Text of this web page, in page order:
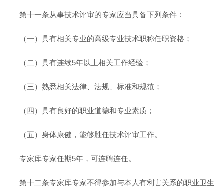
第十一条从事技术评审的专家应当具备下列条件：
（一）具有相关专业的高级专业技术职称任职资格；
（二）具有连续5年以上相关工作经验；
（三）熟悉相关法律、法规、标准和规范；
（四）具有良好的职业道德和专业素质；
（五）身体康健，能够胜任技术评审工作。
专家库专家任期5年，可连聘连任。
第十二条专家库专家不得参加与本人有利害关系的职业卫生